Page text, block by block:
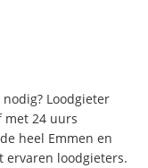
Loodgieter
met 24 uurs
heel Emmen en
loodgieters.